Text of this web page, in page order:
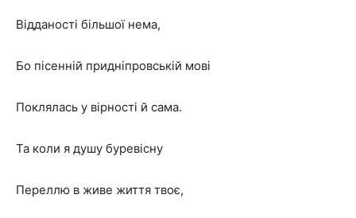
Відданості більшої нема,
Бо пісенній придніпровській мові
Поклялась у вірності й сама.
Та коли я душу буревісну
Переллю в живе життя твоє,